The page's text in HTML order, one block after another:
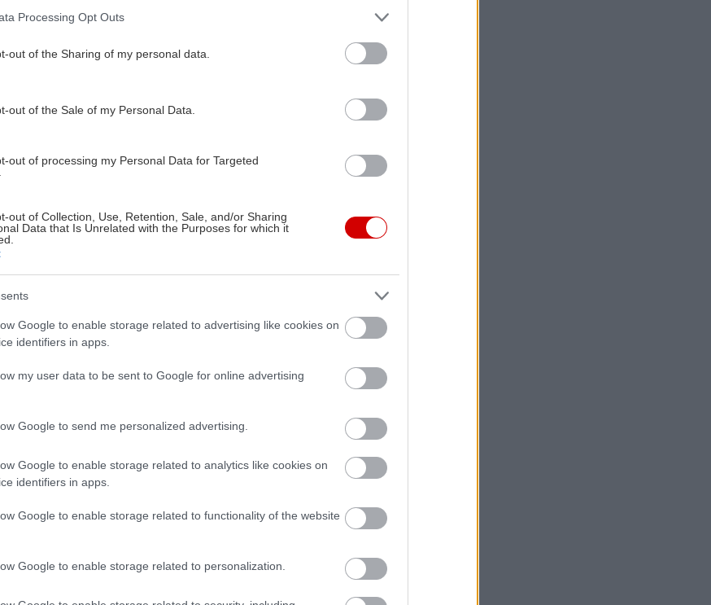
Processing Opt Outs
out of the Sharing of my personal data.
out of the Sale of my Personal Data.
out of processing my Personal Data for Targeted
out of Collection, Use, Retention, Sale, and/or Sharing
Data that Is Unrelated with the Purposes for which it
Google to enable storage related to advertising like cookies on
identifiers in apps.
my user data to be sent to Google for online advertising
Google to send me personalized advertising.
Google to enable storage related to analytics like cookies on
identifiers in apps.
Google to enable storage related to functionality of the website
Google to enable storage related to personalization.
θα επικυρώσει την ασφάλεια, την απόδοση και τη
υποστηρίζοντας τη στρατηγική της Bolt για την
και αυτοματοποιημένων οχημάτων σε πραγματικά σενάρια
να εργαστούν για την πλήρη ετοιμότητα χωρίς οδηγό μέχρι